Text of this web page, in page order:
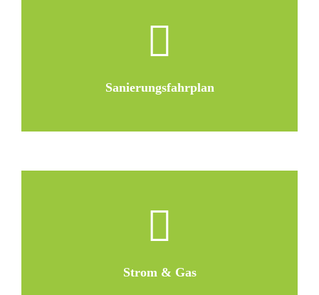
Sanierungsfahrplan
Strom & Gas